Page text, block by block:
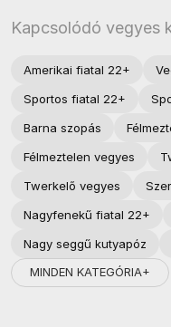
Kapcsolódó vegyes
Amerikai fiatal 22+
Sportos fiatal 22+
Barna szopás
Félmeztelen vegyes
Twerkelő vegyes
Nagyfenekű fiatal 22+
Nagy seggű kutyapóz
MINDEN KATEGÓRIA+